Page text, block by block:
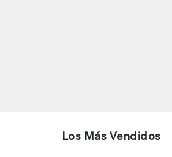
Los Más Vendidos